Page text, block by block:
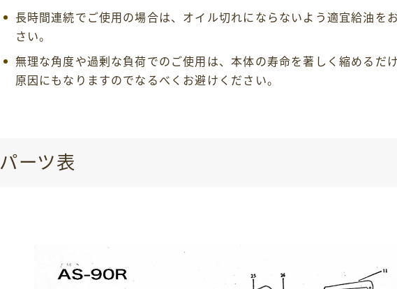
長時間連続でご使用の場合は、オイル切れにならないよう適宜給油を
さい。
無理な角度や過剰な負荷でのご使用は、本体の寿命を著しく縮めるだ
原因にもなりますのでなるべくお避けください。
パーツ表